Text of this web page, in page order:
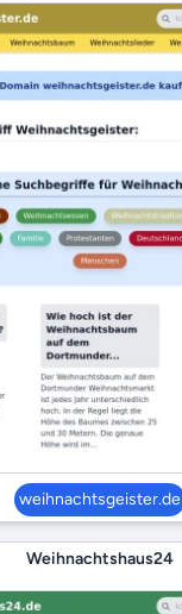
weihnachtsgeister.de
Weihnachtshaus24